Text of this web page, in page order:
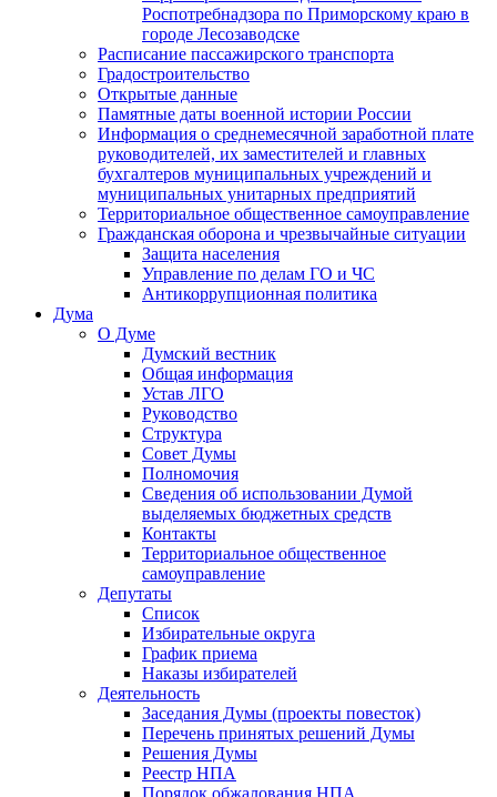
Роспотребнадзора по Приморскому краю в
городе Лесозаводске
Расписание пассажирского транспорта
Градостроительство
Открытые данные
Памятные даты военной истории России
Информация о среднемесячной заработной плате
руководителей, их заместителей и главных
бухгалтеров муниципальных учреждений и
муниципальных унитарных предприятий
Территориальное общественное самоуправление
Гражданская оборона и чрезвычайные ситуации
Защита населения
Управление по делам ГО и ЧС
Антикоррупционная политика
Дума
О Думе
Думский вестник
Общая информация
Устав ЛГО
Руководство
Структура
Совет Думы
Полномочия
Сведения об использовании Думой
выделяемых бюджетных средств
Контакты
Территориальное общественное
самоуправление
Депутаты
Список
Избирательные округа
График приема
Наказы избирателей
Деятельность
Заседания Думы (проекты повесток)
Перечень принятых решений Думы
Решения Думы
Реестр НПА